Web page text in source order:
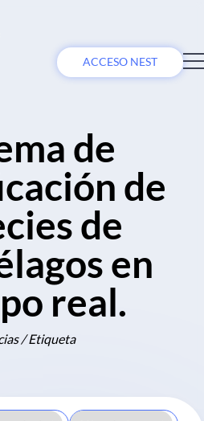
ACCESO NEST
de
de
de
en
real.
/ Etiqueta